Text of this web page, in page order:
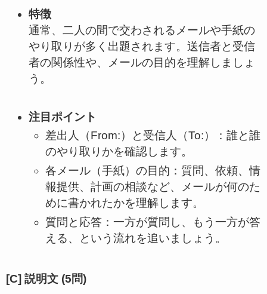
特徴
通常、二人の間で交わされるメールや手紙の
やり取りが多く出題されます。送信者と受信
者の関係性や、メールの目的を理解しましょ
う。
注目ポイント
差出人（From:）と受信人（To:）：誰と誰
のやり取りかを確認します。
各メール（手紙）の目的：質問、依頼、情
報提供、計画の相談など、メールが何のた
めに書かれたかを理解します。
質問と応答：一方が質問し、もう一方が答
える、という流れを追いましょう。
[C] 説明文 (5問)